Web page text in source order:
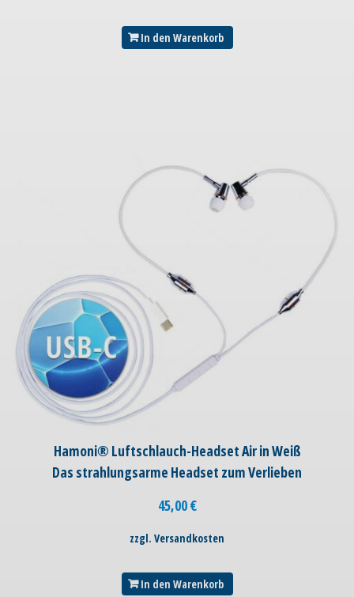
In den Warenkorb
Hamoni® Luftschlauch-Headset Air in Weiß
Das strahlungsarme Headset zum Verlieben
45,00€
zzgl. Versandkosten
In den Warenkorb